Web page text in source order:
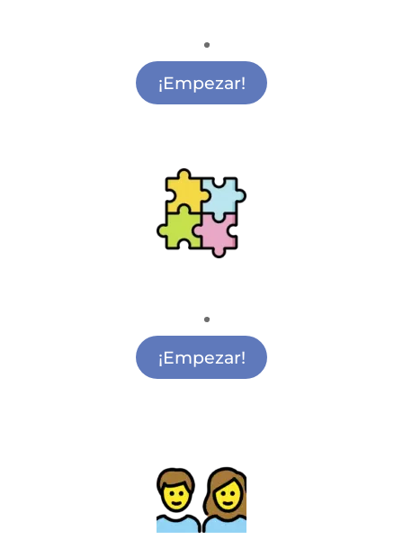
Actividades de Medio Ambiente Alcobendas
¡Empezar!
Actividades para Ludoteca Alcobendas
¡Empezar!